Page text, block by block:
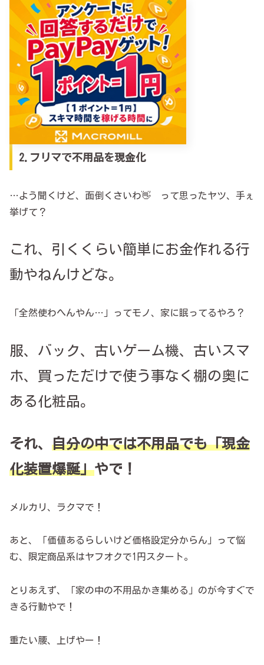
2.フリマで不用品を現金化
…よう聞くけど、面倒くさいわ👋 って思ったヤツ、手ぇ
挙げて？
これ、引くくらい簡単にお金作れる行
動やねんけどな。
「全然使わへんやん…」ってモノ、家に眠ってるやろ？
服、バック、古いゲーム機、古いスマ
ホ、買っただけで使う事なく棚の奥に
ある化粧品。
それ、 自分の中では不用品でも「現金
化装置爆誕」やで！
メルカリ、ラクマで！
あと、「価値あるらしいけど価格設定分からん」って悩
む、限定商品系はヤフオクで1円スタート。
とりあえず、「家の中の不用品かき集める」のが今すぐで
きる行動やで！
重たい腰、上げやー！